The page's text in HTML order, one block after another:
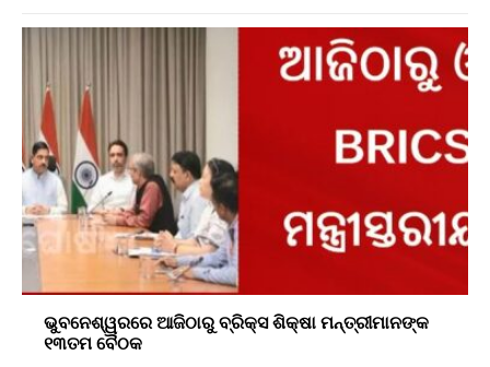
ଭୁବନେଶ୍ୱରରେ ଆଜିଠାରୁ ବ୍ରିକ୍ସ ଶିକ୍ଷା ମନ୍ତ୍ରୀମାନଙ୍କ
୧୩ତମ ବୈଠକ